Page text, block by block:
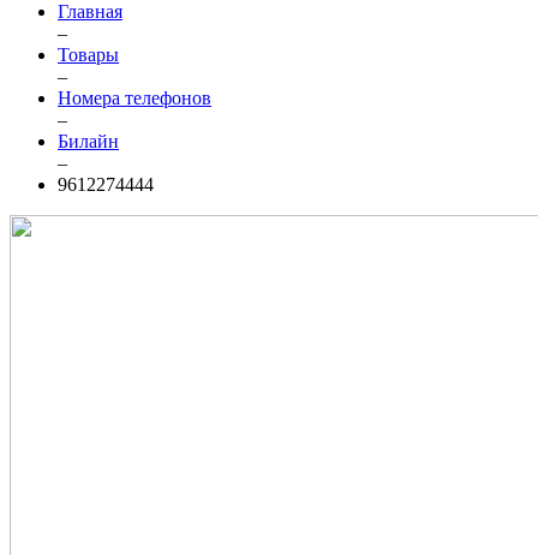
Главная
–
Товары
–
Номера телефонов
–
Билайн
–
9612274444